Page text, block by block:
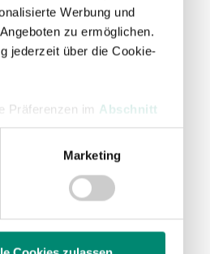
Werbung und
zu ermöglichen.
jederzeit über die Cookie-
Präferenzen im Abschnitt
Verwendung unserer
Marketing